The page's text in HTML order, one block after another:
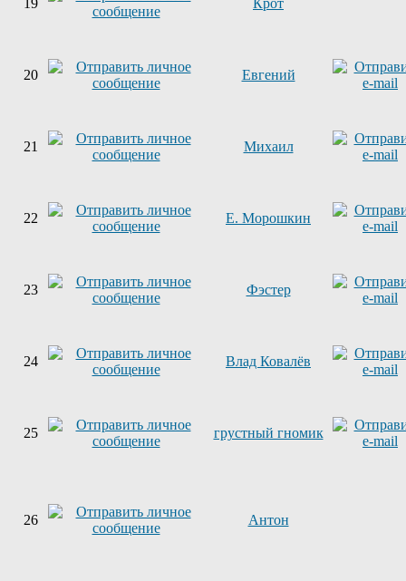
19 Крот
20 Евгений
21 Михаил
22 Е. Морошкин
23 Фэстер
24 Влад Ковалёв
25 грустный гномик
26 Антон